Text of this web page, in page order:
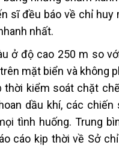
sĩ đều báo về chỉ
nhất.
ở độ cao 250 m so
mặt biển và không
kiểm soát chặt
dầu khí, các
tình huống. Trung
cáo kịp thời về Sở